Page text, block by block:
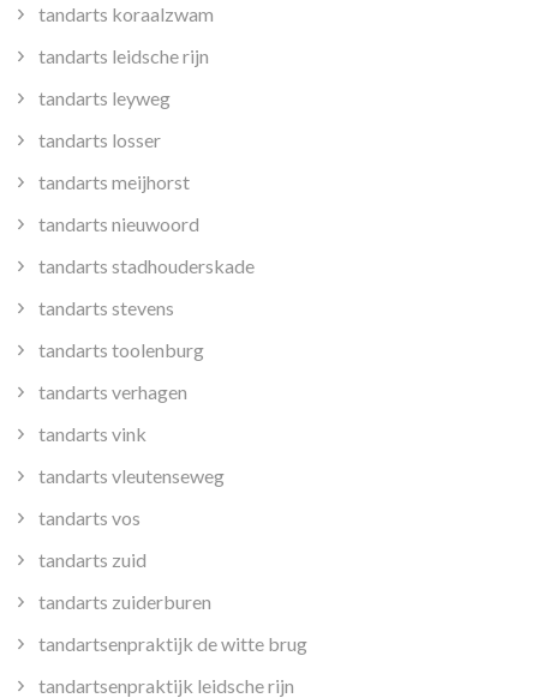
tandarts koraalzwam
tandarts leidsche rijn
tandarts leyweg
tandarts losser
tandarts meijhorst
tandarts nieuwoord
tandarts stadhouderskade
tandarts stevens
tandarts toolenburg
tandarts verhagen
tandarts vink
tandarts vleutenseweg
tandarts vos
tandarts zuid
tandarts zuiderburen
tandartsenpraktijk de witte brug
tandartsenpraktijk leidsche rijn